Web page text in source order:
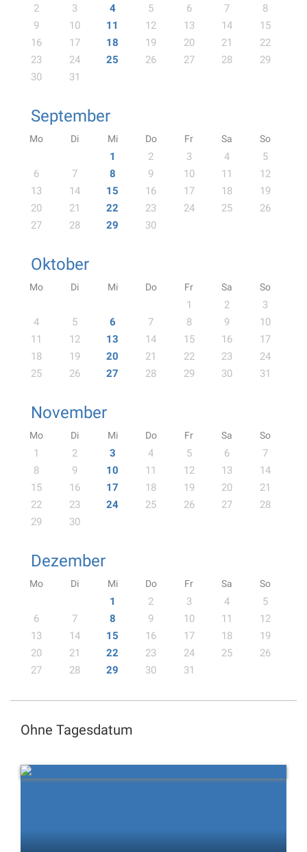
2
3 4 5 6 7
8
9
10 11 12 13 14
15
16
17 18 19 20 21
22
23
24 25 26 27 28
29
30
31
September
Mo Di Mi Do Fr Sa So
1 2 3 4
5
6
7 8 9 10 11
12
13
14 15 16 17 18
19
20
21 22 23 24 25
26
27
28 29 30
Oktober
Mo Di Mi Do Fr Sa So
1 2
3
4
5 6 7 8 9
10
11
12 13 14 15 16
17
18
19 20 21 22 23
24
25
26 27 28 29 30 31
November
Mo Di Mi Do Fr Sa So
1 2 3 4 5 6
7
8
9 10 11 12 13
14
15
16 17 18 19 20
21
22
23 24 25 26 27
28
29
30
Dezember
Mo Di Mi Do Fr Sa So
1 2 3 4
5
6
7 8 9 10 11
12
13
14 15 16 17 18
19
20
21 22 23 24 25
26
27
28 29 30 31
Ohne Tagesdatum